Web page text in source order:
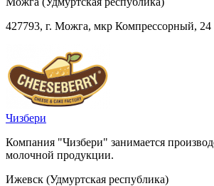
427793, г. Можга, мкр Компрессорный, 24
Чизбери
Компания "Чизбери" занимается
молочной продукции.
Ижевск (Удмуртская республика)